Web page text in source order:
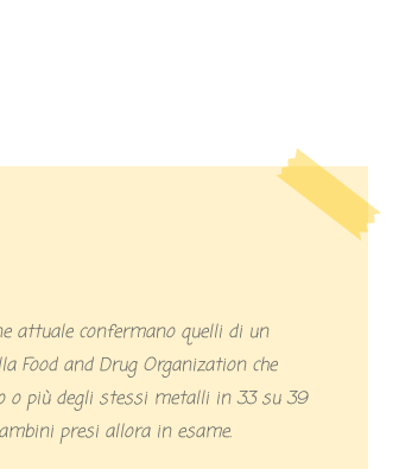
Food and Drug Organization che
o più degli stessi metalli in 33 su 39
presi allora in esame.